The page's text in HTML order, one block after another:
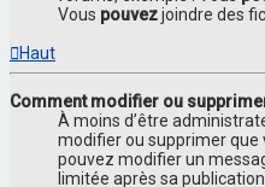
Vous pouvezjoindre des
Haut
Comment modifier ou
À moins d’être
modifier ou supprimer que
pouvez modifier un
limitée après sa